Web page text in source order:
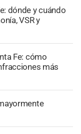
dónde y cuándo
VSR y
Fe: cómo
más